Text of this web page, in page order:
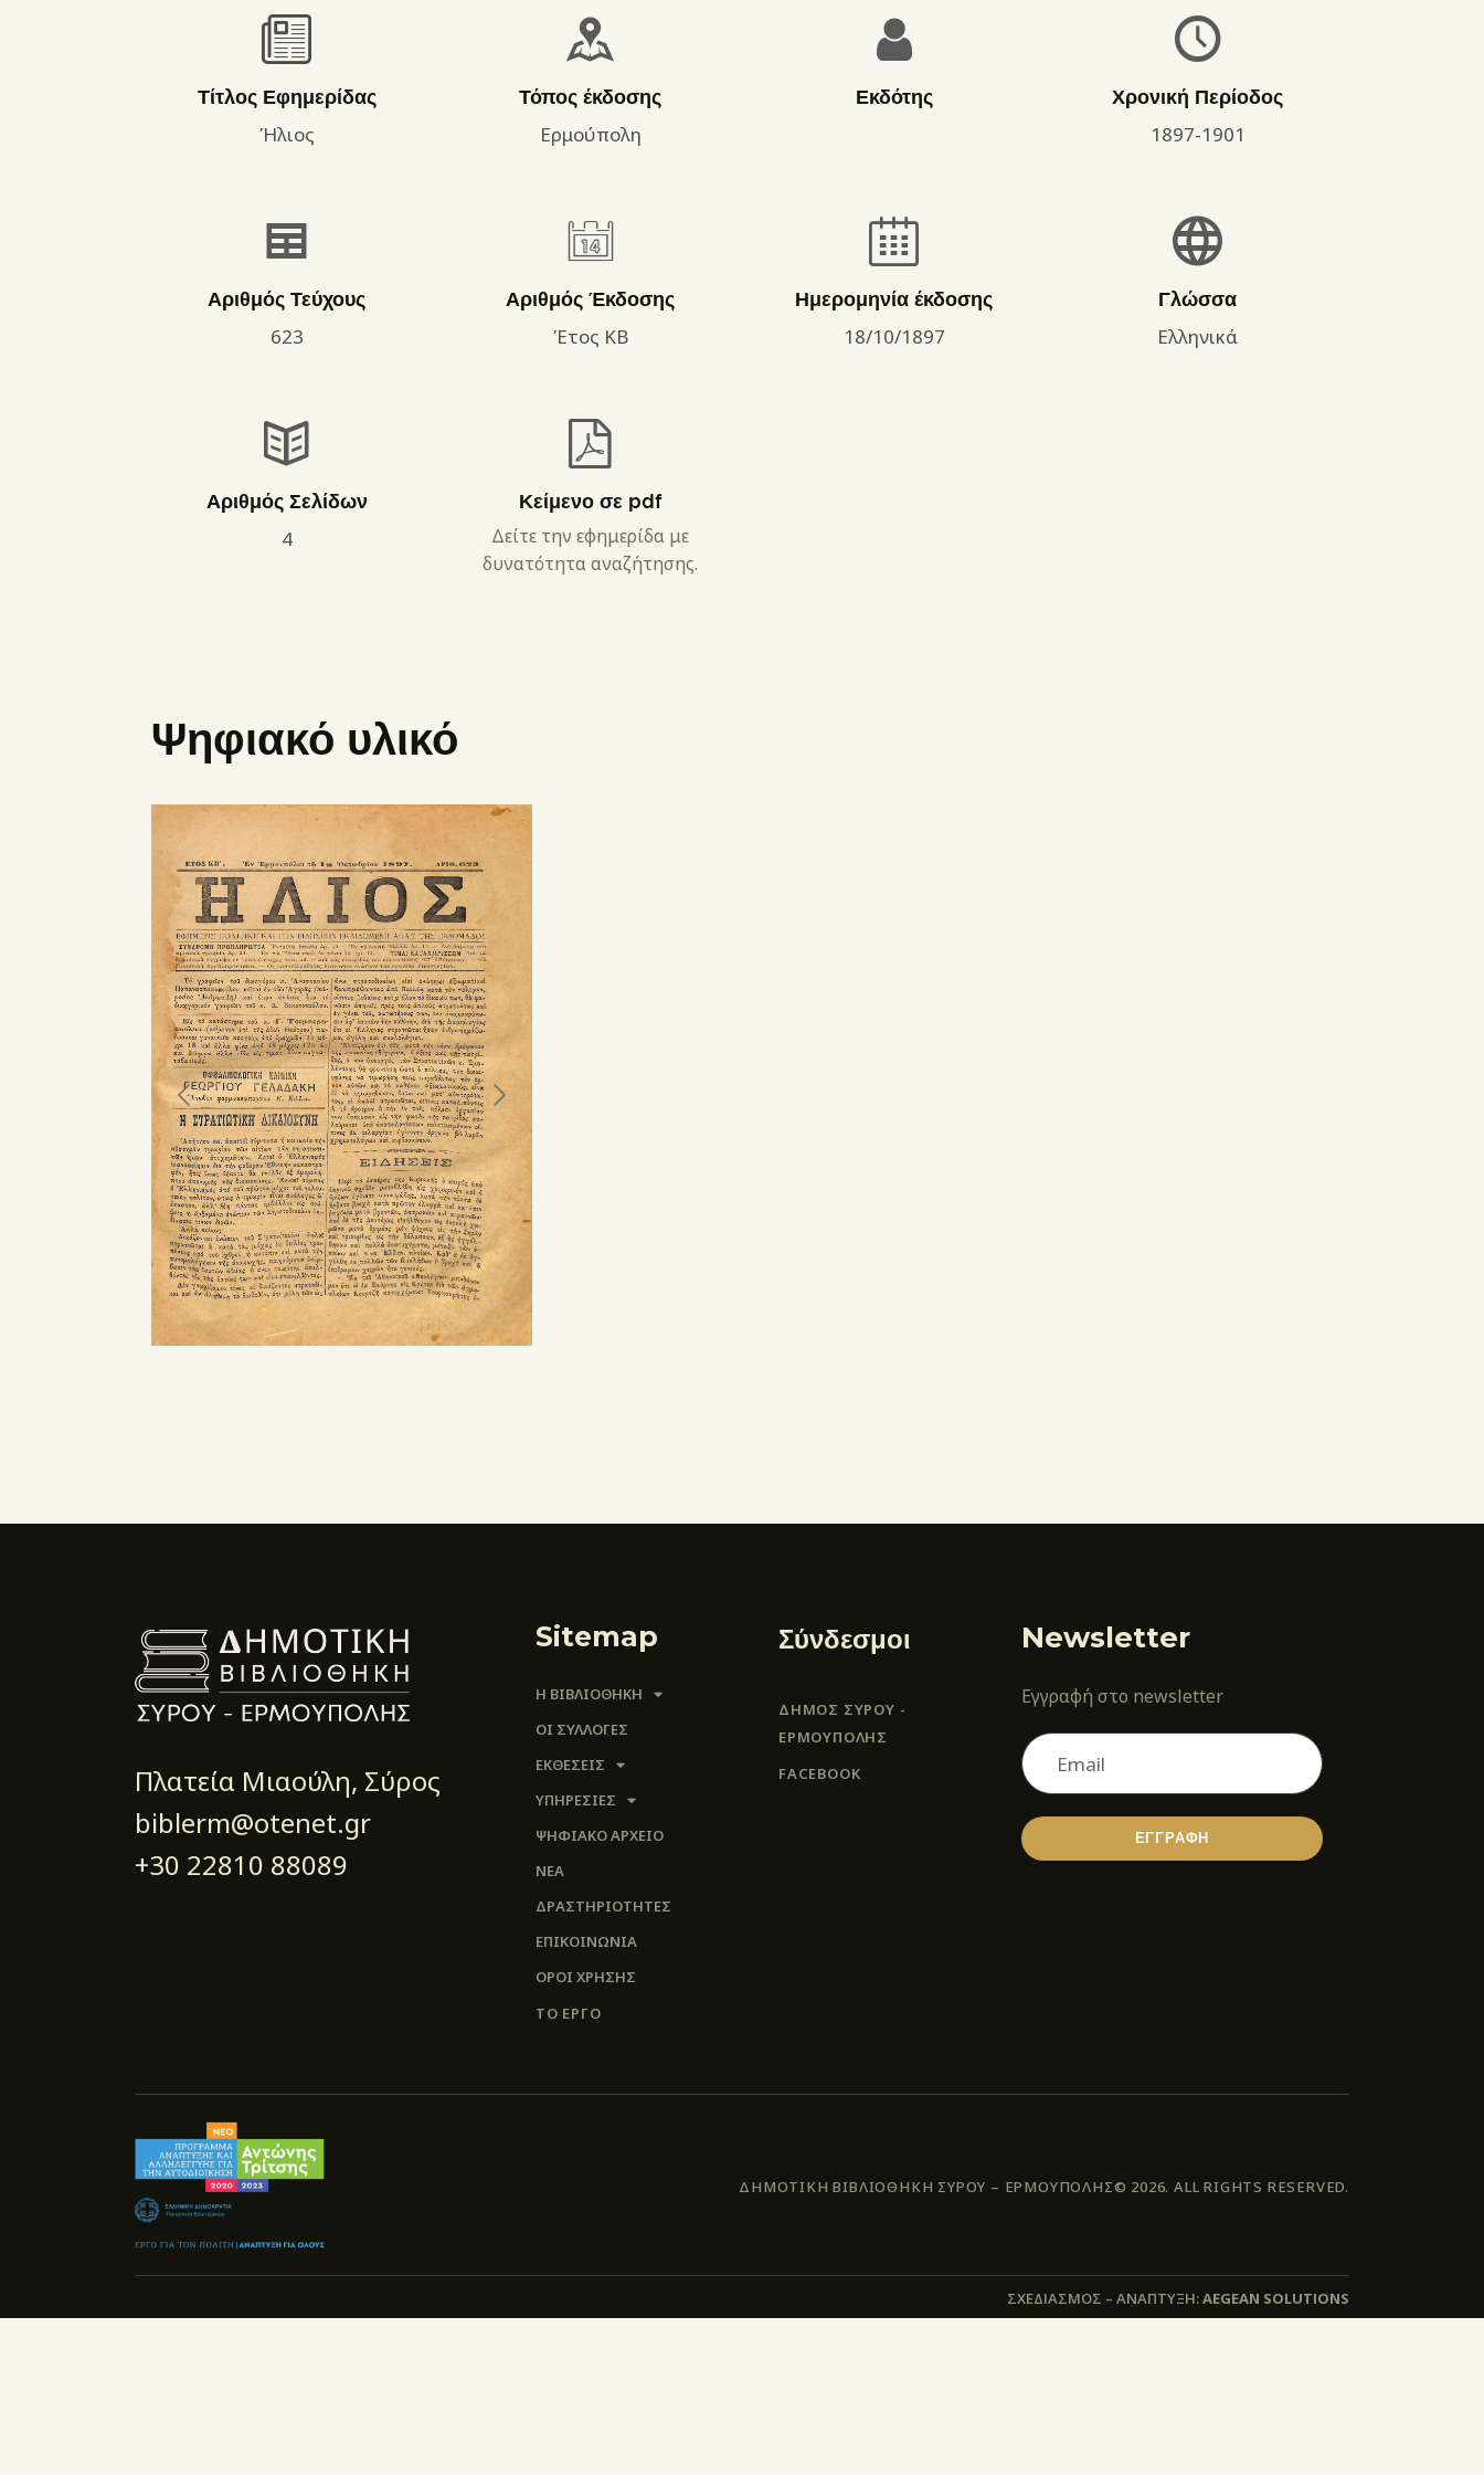
Τίτλος Εφημερίδας
Ήλιος
Τόπος έκδοσης
Ερμούπολη
Εκδότης
Χρονική Περίοδος
1897-1901
Αριθμός Τεύχους
623
Αριθμός Έκδοσης
Έτος ΚΒ
Ημερομηνία έκδοσης
18/10/1897
Γλώσσα
Ελληνικά
Αριθμός Σελίδων
4
Κείμενο σε pdf
Δείτε την εφημερίδα με
δυνατότητα αναζήτησης.
Ψηφιακό υλικό
Πλατεία Μιαούλη, Σύρος
biblerm@otenet.gr
+30 22810 88089
Sitemap
Η ΒΙΒΛΙΟΘΗΚΗ
ΟΙ ΣΥΛΛΟΓΈΣ
ΕΚΘΕΣΕΙΣ
ΥΠΗΡΕΣΙΕΣ
ΨΗΦΙΑΚΌ ΑΡΧΕΊΟ
ΝΕΑ
ΔΡΑΣΤΗΡΙΟΤΗΤΕΣ
ΕΠΙΚΟΙΝΩΝΊΑ
ΌΡΟΙ ΧΡΉΣΗΣ
ΤΟ ΕΡΓΟ
Σύνδεσμοι
ΔΗΜΟΣ ΣΥΡΟΥ -
ΕΡΜΟΎΠΟΛΗΣ
FACEBOOK
Newsletter
Εγγραφή στο newsletter
ΕΓΓΡΑΦΗ
ΔΗΜΟΤΙΚΗ ΒΙΒΛΙΟΘΗΚΗ ΣΥΡΟΥ – ΕΡΜΟΥΠΟΛΗΣ© 2026. ALL RIGHTS RESERVED.
ΣΧΕΔΙΑΣΜΟΣ – ΑΝΑΠΤΥΞΗ:AEGEAN SOLUTIONS